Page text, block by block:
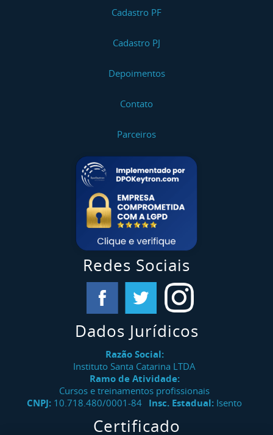
Cadastro PF
Cadastro PJ
Depoimentos
Contato
Parceiros
Redes Sociais
Dados Jurídicos
Razão Social:
Instituto Santa Catarina LTDA
Ramo de Atividade:
Cursos e treinamentos profissionais
CNPJ: 10.718.480/0001-84 Insc. Estadual: Isento
Certificado